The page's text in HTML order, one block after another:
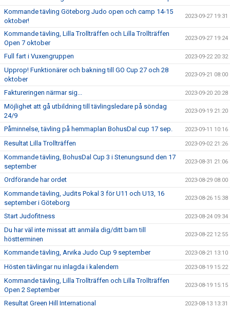
Kommande tävling Göteborg Judo open och camp 14-15
oktober!
2023-09-27 19:31
Kommande tävling, Lilla Trollträffen och Lilla Trollträffen
Open 7 oktober
2023-09-27 19:24
Full fart i Vuxengruppen 2023-09-22 20:32
Upprop! Funktionärer och bakning till GO Cup 27 och 28
oktober
2023-09-21 08:00
Faktureringen närmar sig... 2023-09-20 20:28
Möjlighet att gå utbildning till tävlingsledare på söndag
24/9
2023-09-19 21:20
Påminnelse, tävling på hemmaplan BohusDal cup 17 sep. 2023-09-11 10:16
Resultat Lilla Trollträffen 2023-09-02 21:26
Kommande tävling, BohusDal Cup 3 i Stenungsund den 17
september
2023-08-31 21:06
Ordförande har ordet 2023-08-29 08:00
Kommande tävling, Judits Pokal 3 för U11 och U13, 16
september i Göteborg
2023-08-26 15:38
Start Judofitness 2023-08-24 09:34
Du har väl inte missat att anmäla dig/ditt barn till
höstterminen
2023-08-22 12:55
Kommande tävling, Arvika Judo Cup 9 september 2023-08-21 13:10
Hösten tävlingar nu inlagda i kalendern 2023-08-19 15:22
Kommande tävling, Lilla Trollträffen och Lilla Trollträffen
Open 2 September
2023-08-19 15:15
Resultat Green Hill International 2023-08-13 13:31